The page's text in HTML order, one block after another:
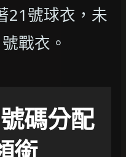
21號球衣，未
戰衣。
碼分配